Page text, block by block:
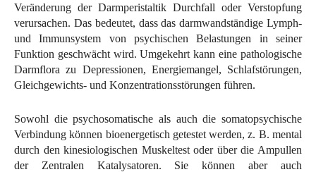
Veränderung der Darmperistaltik Durchfall oder Verstopfung
verursachen. Das bedeutet, dass das darmwandständige Lymph-
und Immunsystem von psychischen Belastungen in seiner
Funktion geschwächt wird. Umgekehrt kann eine pathologische
Darmflora zu Depressionen, Energiemangel, Schlafstörungen,
Gleichgewichts- und Konzentrationsstörungen führen.
Sowohl die psychosomatische als auch die somatopsychische
Verbindung können bioenergetisch getestet werden, z. B. mental
durch den kinesiologischen Muskeltest oder über die Ampullen
der Zentralen Katalysatoren. Sie können aber auch